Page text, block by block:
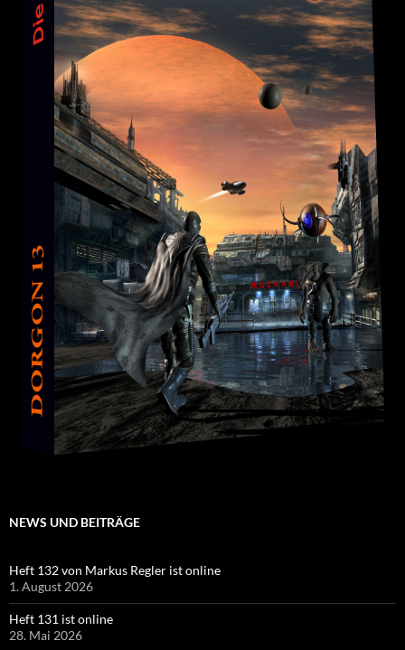
NEWS UND BEITRÄGE
Heft 132 von Markus Regler ist online
1. August 2026
Heft 131 ist online
28. Mai 2026